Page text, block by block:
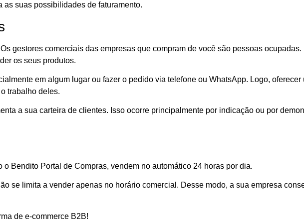
as suas possibilidades de faturamento.
gestores comerciais das empresas que compram de você são pessoas
os seus produtos.
em algum lugar ou fazer o pedido via telefone ou WhatsApp. Logo, oferecer
trabalho deles.
a sua carteira de clientes. Isso ocorre principalmente por indicação ou por
Bendito Portal de Compras, vendem no automático 24 horas por dia.
se limita a vender apenas no horário comercial. Desse modo, a sua empresa
de e-commerce B2B!